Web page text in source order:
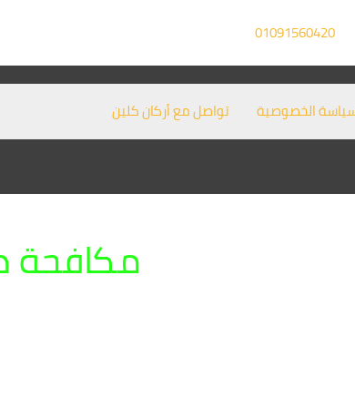
01091560420
الخصوصية تواصل مع أركان كلين
مكافحة